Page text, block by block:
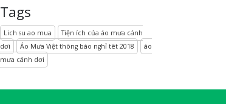
Tags
Lich su ao mua
Tiện ích của áo mưa cánh
dơi
Áo Mưa Việt thông báo nghỉ têt 2018
áo
mưa cánh dơi